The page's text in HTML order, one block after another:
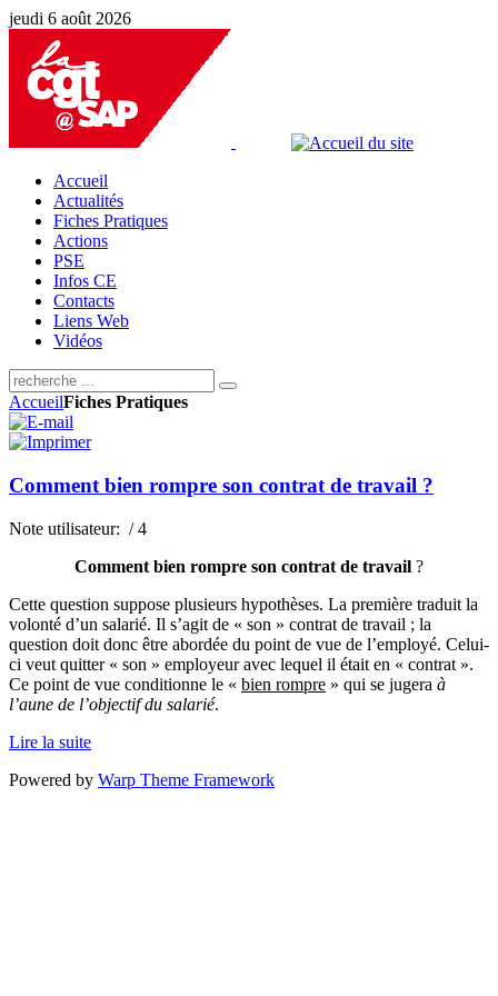
jeudi 6 août 2026
Accueil
Actualités
Fiches Pratiques
Actions
PSE
Infos CE
Contacts
Liens Web
Vidéos
AccueilFiches Pratiques
Comment bien rompre son contrat de travail ?
Note utilisateur: / 4
Comment bien rompre son contrat de travail ?
Cette question suppose plusieurs hypothèses. La première traduit la
volonté d’un salarié. Il s’agit de « son » contrat de travail ; la
question doit donc être abordée du point de vue de l’employé. Celui-
ci veut quitter « son » employeur avec lequel il était en « contrat ».
Ce point de vue conditionne le « bien rompre » qui se jugera à
l’aune de l’objectif du salarié.
Lire la suite
Powered by Warp Theme Framework